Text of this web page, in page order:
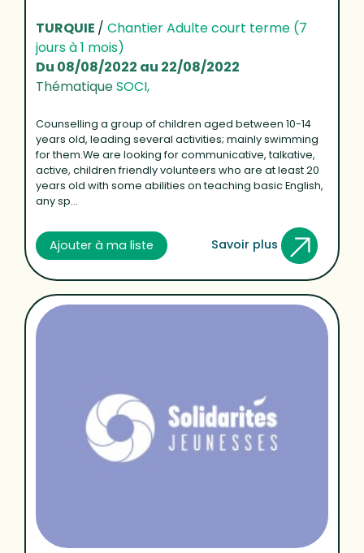
TURQUIE / Chantier Adulte court terme (7
jours à 1 mois)
Du 08/08/2022 au 22/08/2022
ThématiqueSOCI,
Counselling a group of children aged between 10-14
years old, leading several activities; mainly swimming
for them.We are looking for communicative, talkative,
active, children friendly volunteers who are at least 20
years old with some abilities on teaching basic English,
any sp...
Ajouter à ma liste Savoir plus